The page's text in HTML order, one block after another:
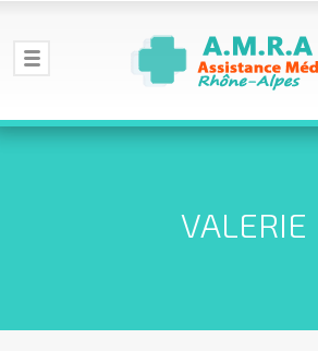
VALERIE